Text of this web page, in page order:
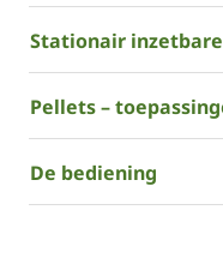
Stationair
Pellets –
De bediening